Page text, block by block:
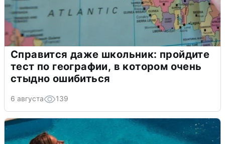
Справится даже школьник: пройдите
тест по географии, в котором очень
стыдно ошибиться
6 августа 139